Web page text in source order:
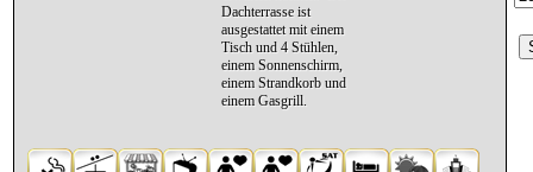
Dachterrasse ist
ausgestattet mit einem
Tisch und 4 Stühlen,
einem Sonnenschirm,
einem Strandkorb und
einem Gasgrill.